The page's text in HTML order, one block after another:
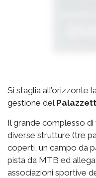
Si staglia all’orizzonte
gestione del
Il grande complesso di
diverse strutture (tre
coperti, un campo da
pista da MTB ed
associazioni sportive